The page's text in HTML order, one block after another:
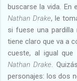
buscarse la vida. En
Nathan Drake, le
si fuese una pardilla
tiene claro que va a
cueste, al igual que
Nathan Drake.
personajes: los dos